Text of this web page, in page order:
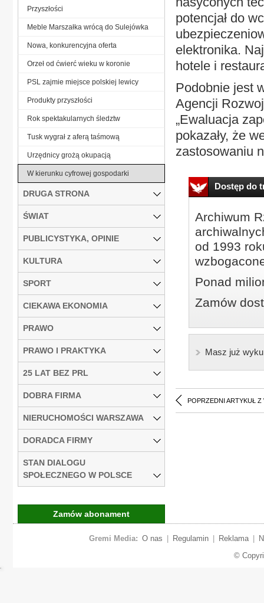
potencjał do
elektronika.
hotele i
Podobnie jest
Agencji
„Ewaluacja
pokazały, że
zastosowaniu
Dostęp do
Archiwum
od 1993
Ponad
Zamów
Masz już
POPRZEDNI ARTYKUŁ Z
Przyszłości
Meble Marszałka wrócą do Sulejówka
Nowa, konkurencyjna oferta
Orzeł od ćwierć wieku w koronie
PSL zajmie miejsce polskiej lewicy
Produkty przyszłości
Rok spektakularnych śledztw
Tusk wygrał z aferą taśmową
Urzędnicy grożą okupacją
W kierunku cyfrowej gospodarki
DRUGA STRONA
ŚWIAT
PUBLICYSTYKA, OPINIE
KULTURA
SPORT
CIEKAWA EKONOMIA
PRAWO
PRAWO I PRAKTYKA
25 LAT BEZ PRL
DOBRA FIRMA
NIERUCHOMOŚCI WARSZAWA
DORADCA FIRMY
STAN DIALOGU
SPOŁECZNEGO W POLSCE
Zamów abonament
Gremi Media: O nas Regulamin Reklama
©